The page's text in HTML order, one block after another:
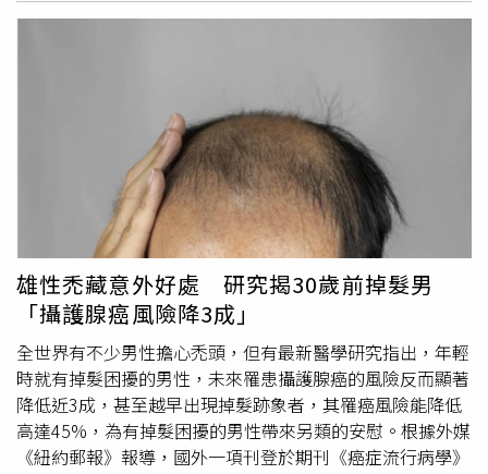
眼球內壁。當眼周遭受強烈外力拍打時，產生的劇烈震盪會
持續牽拉眼內的玻璃體。若患者本身的視網膜原本就有微小
變性、隱匿性裂孔或較為薄弱，這股外力衝擊極易誘發急性
玻璃體後剝離，甚至直接撕裂視網膜形成新裂孔，導致眼內
液體順著裂孔滲入下方，最終引發視網膜剝離。所幸樂男在
黃金時間內警覺就醫，醫療團隊隨即進行超微創手術，成功
將脫落的視網膜復位。術後樂男復原狀況良好，原本暴跌至
0.2的視力已順利恢復至0.8，視野缺損問題也獲得完全修
復，並未留下永久性的視力損傷。事後樂男也直呼，再也不
敢輕信沒有科學根據的民俗傳言。彭醫師提醒，絕大多數的
眼皮跳動在醫學上稱為「眼瞼痙攣」，多為良性症狀，與運
勢吉凶毫無關聯，而是身體發出的疲勞警訊；通常因熬夜、
過度用眼、精神壓力大或焦慮所致，一般透過充分休息或熱
敷即可緩解。然而，若眼皮跳動時間過長或幅度過大，甚至
雄性禿藏意外好處 研究揭30歲前掉髮男
「攝護腺癌風險降3成」
全世界有不少男性擔心禿頭，但有最新醫學研究指出，年輕
時就有掉髮困擾的男性，未來罹患攝護腺癌的風險反而顯著
降低近3成，甚至越早出現掉髮跡象者，其罹癌風險能降低
高達45%，為有掉髮困擾的男性帶來另類的安慰。根據外媒
《紐約郵報》報導，國外一項刊登於期刊《癌症流行病學》